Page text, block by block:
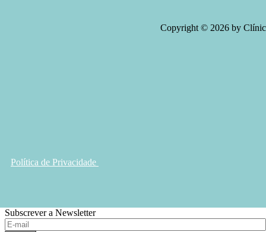
Copyright © 2026 by
Política de Privacidade
Subscrever a Newsletter